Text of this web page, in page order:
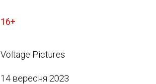
16+
Voltage Pictures
14 вересня 2023